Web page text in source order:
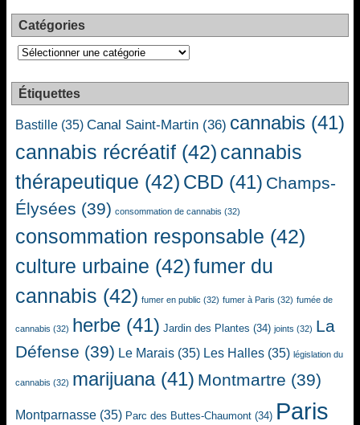
Catégories
Catégories
Étiquettes
Bastille (35) Canal Saint-Martin (36) cannabis (41)
cannabis récréatif (42) cannabis
thérapeutique (42) CBD (41) Champs-
Élysées (39) consommation de cannabis (32)
consommation responsable (42)
culture urbaine (42)fumer du
cannabis (42) fumer en public (32) fumer à Paris (32) fumée de
cannabis (32) herbe (41) Jardin des Plantes (34) joints (32) La
Défense (39) Le Marais (35) Les Halles (35) législation du
cannabis (32) marijuana(41) Montmartre (39)
Montparnasse (35) Parc des Buttes-Chaumont (34) Paris